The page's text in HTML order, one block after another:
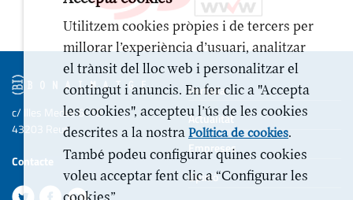
Portada
Actualitat
Empreses
Opinió
c/ Illes Medes 6-10
43203 Reus
Contacte
Utilitzem cookies pròpies i de tercers per
millorar l’experiència d’usuari, analitzar
el trànsit del lloc web i personalitzar el
contingut i anuncis. En fer clic a "Accepta
les cookies", accepteu l’ús de les cookies
descrites a la nostra Política de cookies.
També podeu configurar quines cookies
voleu acceptar fent clic a “Configurar les